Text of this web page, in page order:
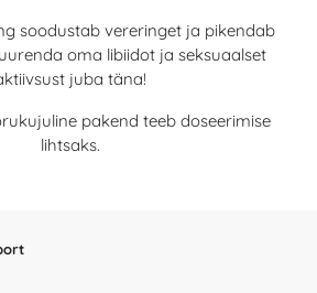
soodustab vereringet ja pikendab
oma libiidot ja seksuaalset
juba täna!
pakend teeb doseerimise
lihtsaks.